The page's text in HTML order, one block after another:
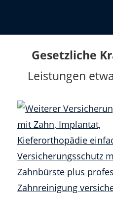
Gesetzliche
Leistungen